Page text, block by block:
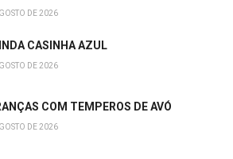
DE 2026
CASINHA AZUL
DE 2026
COM TEMPEROS DE AVÓ
DE 2026